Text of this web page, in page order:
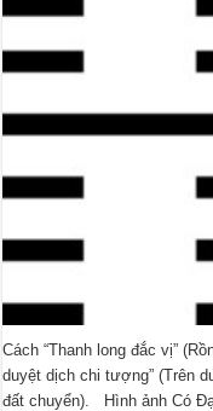
Cách “Thanh long đắc vị”
duyệt dịch chi tượng” (Trên
đất chuyển). Hình ảnh Có